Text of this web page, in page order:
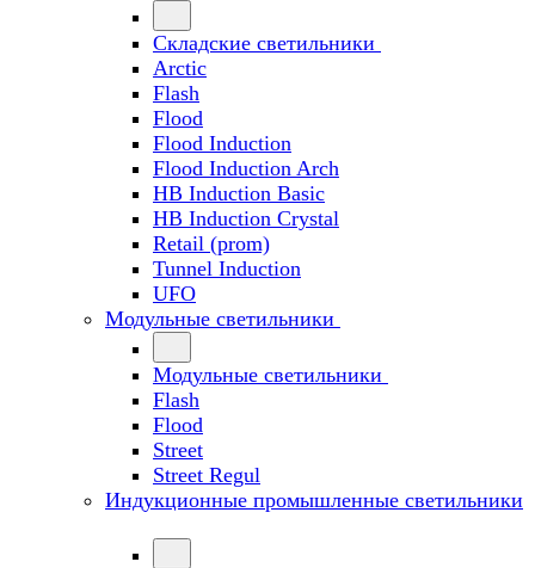
Складские светильники
Arctic
Flash
Flood
Flood Induction
Flood Induction Arch
HB Induction Basic
HB Induction Crystal
Retail (prom)
Tunnel Induction
UFO
Модульные светильники
Модульные светильники
Flash
Flood
Street
Street Regul
Индукционные промышленные светильники